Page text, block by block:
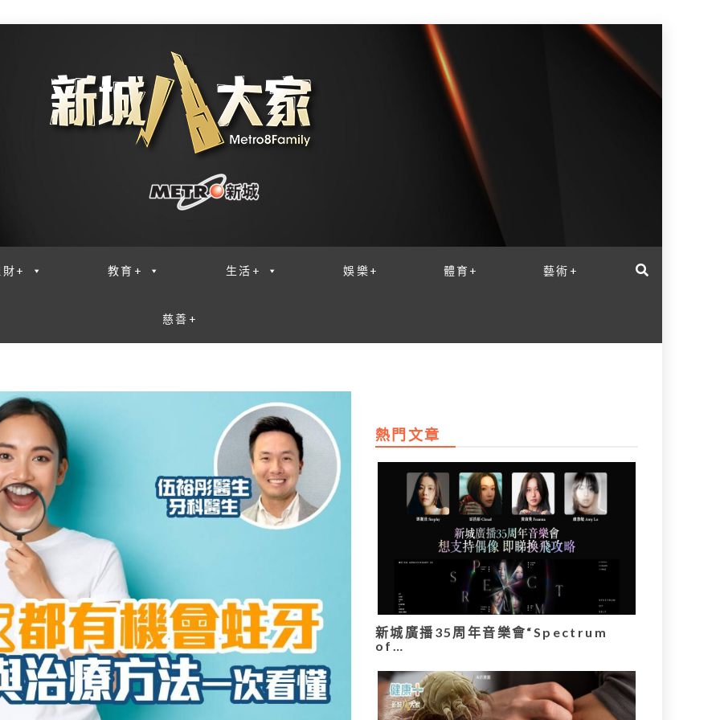
財+ 教育+ 生活+ 娛樂+ 體育+ 藝術+
慈善+
熱門文章
新城廣播35周年音樂會“Spectrum
of…